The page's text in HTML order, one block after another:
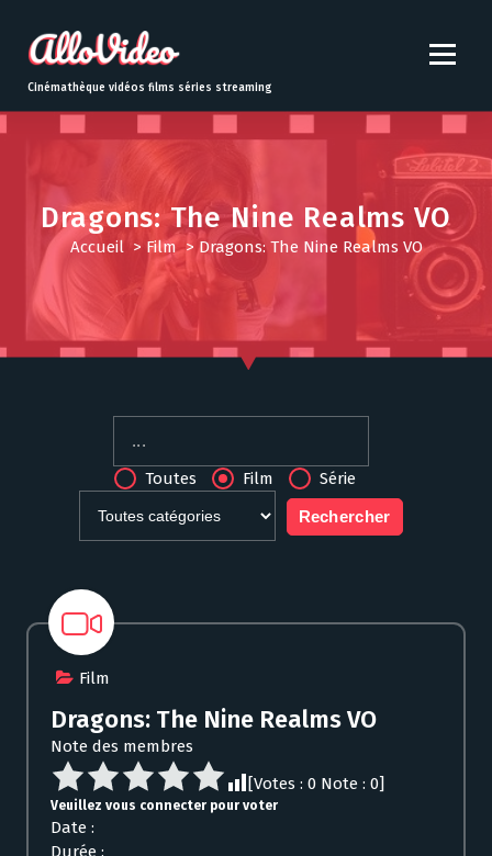
t
o
Cinémathèque vidéos films séries streaming
Dragons: The Nine Realms VO
Accueil> Film>Dragons: The Nine Realms VO
Toutes Film Série
Film
Dragons: The Nine Realms VO
Note des membres
[Votes : 0 Note : 0]
Veuillez vous connecter pour voter
Date :
Durée :